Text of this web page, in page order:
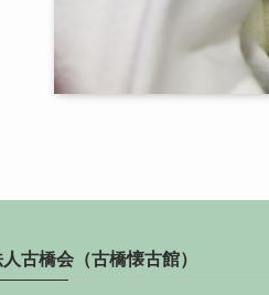
古橋会（古橋懐古館）